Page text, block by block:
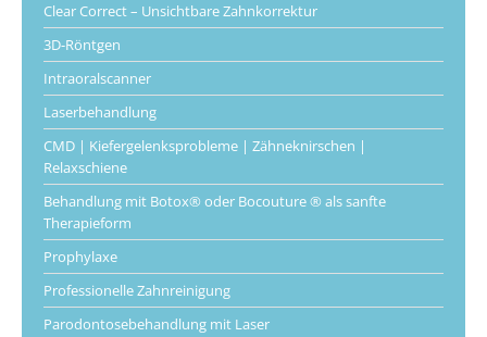
Clear Correct – Unsichtbare Zahnkorrektur
3D-Röntgen
Intraoralscanner
Laserbehandlung
CMD | Kiefergelenksprobleme | Zähneknirschen |
Relaxschiene
Behandlung mit Botox® oder Bocouture ® als sanfte
Therapieform
Prophylaxe
Professionelle Zahnreinigung
Parodontosebehandlung mit Laser